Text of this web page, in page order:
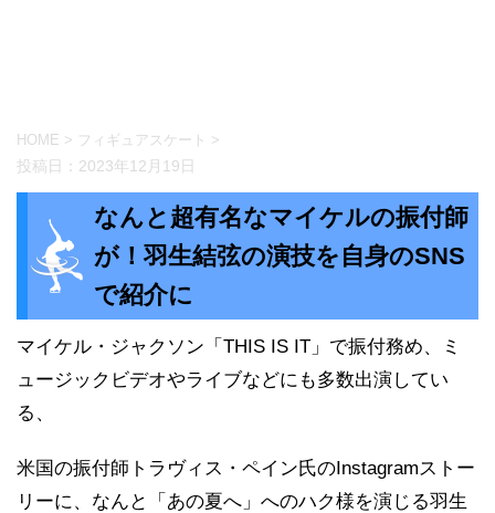
HOME > フィギュアスケート >
投稿日： 2023年12月19日
なんと超有名なマイケルの振付師
が！羽生結弦の演技を自身のSNS
で紹介に
マイケル・ジャクソン「THIS IS IT」で振付務め、ミ
ュージックビデオやライブなどにも多数出演してい
る、
米国の振付師トラヴィス・ペイン氏のInstagramストー
リーに、なんと「あの夏へ」へのハク様を演じる羽生